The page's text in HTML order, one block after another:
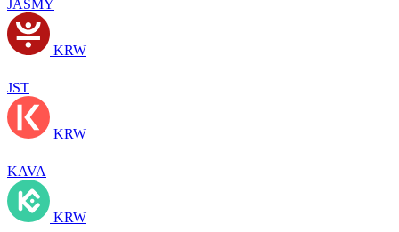
JASMY
KRW
JST
KRW
KAVA
KRW